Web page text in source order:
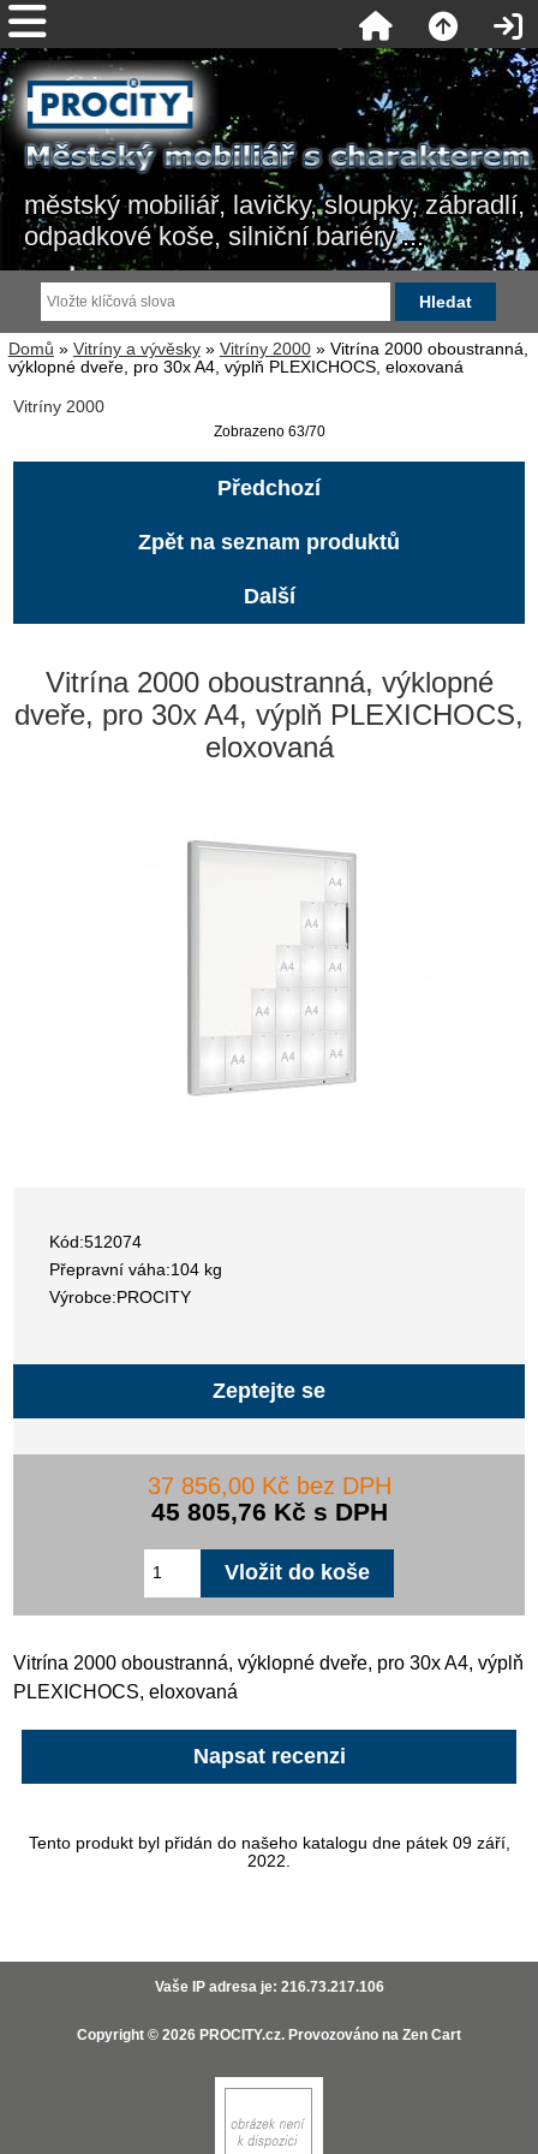
městský mobiliář, lavičky, sloupky, zábradlí,
odpadkové koše, silniční bariéry ...
Domů » Vitríny a vývěsky» Vitríny 2000» Vitrína 2000 oboustranná,
výklopné dveře, pro 30x A4, výplň PLEXICHOCS, eloxovaná
Vitríny 2000
Zobrazeno 63/70
Předchozí
Zpět na seznam produktů
Další
Vitrína 2000 oboustranná, výklopné
dveře, pro 30x A4, výplň PLEXICHOCS,
eloxovaná
Kód:512074
Přepravní váha:104 kg
Výrobce:PROCITY
Zeptejte se
37 856,00 Kč bez DPH
45 805,76 Kč s DPH
Vitrína 2000 oboustranná, výklopné dveře, pro 30x A4, výplň
PLEXICHOCS, eloxovaná
Napsat recenzi
Tento produkt byl přidán do našeho katalogu dne pátek 09 září,
2022.
Vaše IP adresa je: 216.73.217.106
Copyright © 2026 PROCITY.cz. Provozováno na Zen Cart